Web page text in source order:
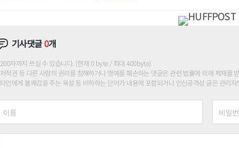
기사댓글0개
200자까지 쓰실 수 있습니다. (현재 0 byte / 최대 400byte)
저작권 등 다른 사람의 권리를 침해하거나 명예를 훼손하는 댓글은 관련 법률에 의해 제재를
타인에게 불쾌감을 주는 욕설 등 비하하는 단어가 내용에 포함되거나 인신공격성 글은 관리